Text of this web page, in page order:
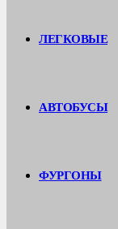
ЛЕГКОВЫЕ
АВТОБУСЫ
ФУРГОНЫ